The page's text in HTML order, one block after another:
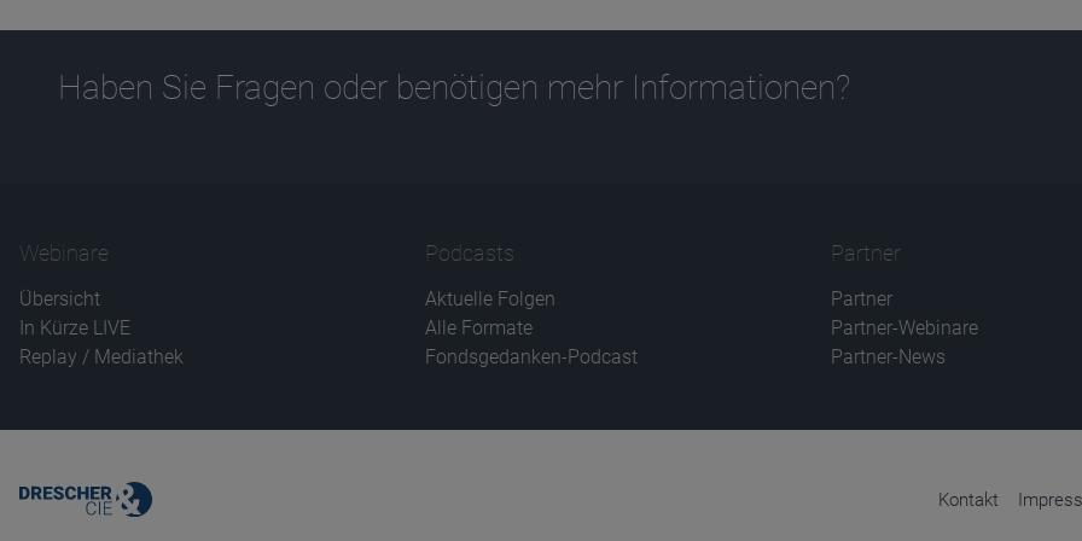
Haben Sie Fragen oder benötigen mehr Informationen?
Webinare
Übersicht
In Kürze LIVE
Replay / Mediathek
Podcasts
Aktuelle Folgen
Alle Formate
Fondsgedanken-Podcast
Partner
Partner
Partner-Webinare
Partner-News
Kontakt